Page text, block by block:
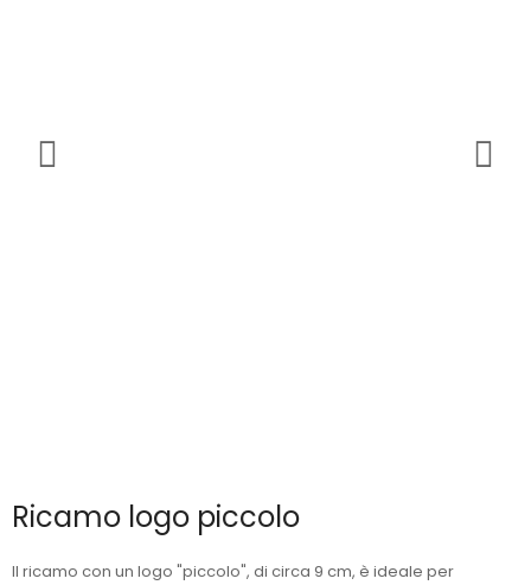
Ricamo logo piccolo
Il ricamo con un logo "piccolo", di circa 9 cm, è ideale per